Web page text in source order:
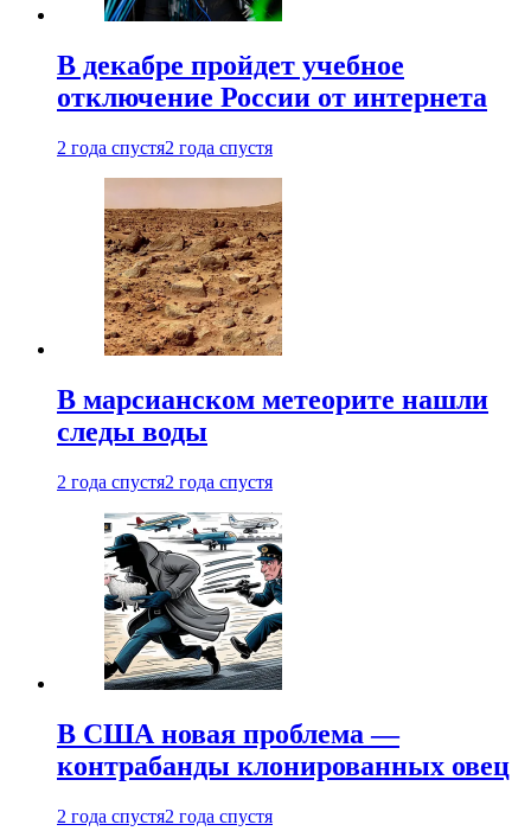
В декабре пройдет учебное
отключение России от интернета
2 года спустя2 года спустя
В марсианском метеорите нашли
следы воды
2 года спустя2 года спустя
В США новая проблема —
контрабанды клонированных овец
2 года спустя2 года спустя